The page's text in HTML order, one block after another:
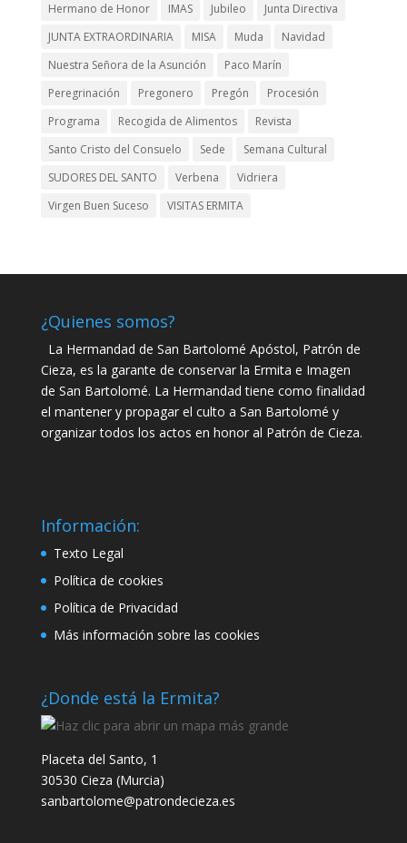
Hermano de Honor
IMAS Jubileo
Junta Directiva
JUNTA EXTRAORDINARIA
MISA Muda
Navidad
Nuestra Señora de la Asunción
Paco Marín
Peregrinación
Pregonero Pregón
Procesión
Programa
Recogida de Alimentos
Revista
Santo Cristo del Consuelo
Sede
Semana Cultural
SUDORES DEL SANTO
Verbena
Vidriera
Virgen Buen Suceso
VISITAS ERMITA
¿Quienes somos?
La Hermandad de San Bartolomé Apóstol, Patrón de
Cieza, es la garante de conservar la Ermita e Imagen
de San Bartolomé. La Hermandad tiene como finalidad
el mantener y propagar el culto a San Bartolomé y
organizar todos los actos en honor al Patrón de Cieza.
Información:
Texto Legal
Política de cookies
Política de Privacidad
Más información sobre las cookies
¿Donde está la Ermita?
Placeta del Santo, 1
30530 Cieza (Murcia)
sanbartolome@patrondecieza.es